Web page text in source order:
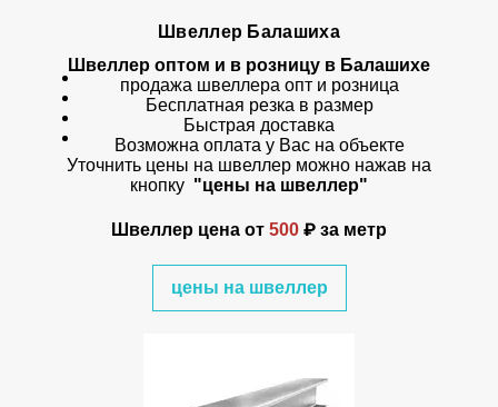
Швеллер Балашиха
Швеллер оптом и в розницу в Балашихе
продажа швеллера опт и розница
Бесплатная резка в размер
Быстрая доставка
Возможна оплата у Вас на объекте
Уточнить цены на швеллер можно нажав на
кнопку "цены на швеллер"
Швеллер цена от 500 ₽ за метр
цены на швеллер